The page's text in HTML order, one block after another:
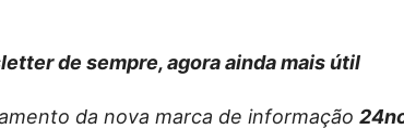
de sempre, agora ainda mais útil
da nova marca de informação